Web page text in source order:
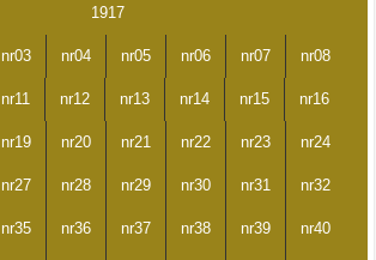
1917
nr03 nr04 nr05 nr06 nr07 nr08
nr11 nr12 nr13 nr14 nr15 nr16
nr19 nr20 nr21 nr22 nr23 nr24
nr27 nr28 nr29 nr30 nr31 nr32
nr35 nr36 nr37 nr38 nr39 nr40